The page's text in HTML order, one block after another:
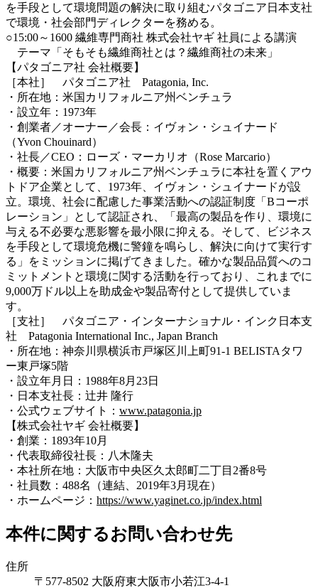
を手段として環境問題の解決に取り組むパタゴニア日本支社
で環境・社会部門ディレクターを務める。
○15:00～1600 繊維専門商社 株式会社ヤギ 社員による講演
テーマ「そもそも繊維商社とは？繊維商社の未来」
【パタゴニア社 会社概要】
［本社］ パタゴニア社 Patagonia, Inc.
・所在地：米国カリフォルニア州ベンチュラ
・設立年：1973年
・創業者／オーナー／会長：イヴォン・シュイナード
（Yvon Chouinard）
・社長／CEO：ローズ・マーカリオ（Rose Marcario）
・概要：米国カリフォルニア州ベンチュラに本社を置くアウ
トドア企業として、1973年、イヴォン・シュイナードが設
立。環境、社会に配慮した事業活動への認証制度「Bコーポ
レーション」として認証され、「最高の製品を作り、環境に
与える不必要な悪影響を最小限に抑える。そして、ビジネス
を手段として環境危機に警鐘を鳴らし、解決に向けて実行す
る」をミッションに掲げてきました。確かな製品品質へのコ
ミットメントと環境に関する活動を行っており、これまでに
9,000万ドル以上を助成金や製品寄付として提供していま
す。
［支社］ パタゴニア・インターナショナル・インク日本支
社 Patagonia International Inc., Japan Branch
・所在地：神奈川県横浜市戸塚区川上町91-1 BELISTAタワ
ー東戸塚5階
・設立年月日：1988年8月23日
・日本支社長：辻井 隆行
・公式ウェブサイト： www.patagonia.jp
【株式会社ヤギ 会社概要】
・創業：1893年10月
・代表取締役社長：八木隆夫
・本社所在地：大阪市中央区久太郎町二丁目2番8号
・社員数：488名（連結、2019年3月現在）
・ホームページ： https://www.yaginet.co.jp/index.html
本件に関するお問い合わせ先
住所
〒577-8502 大阪府東大阪市小若江3-4-1